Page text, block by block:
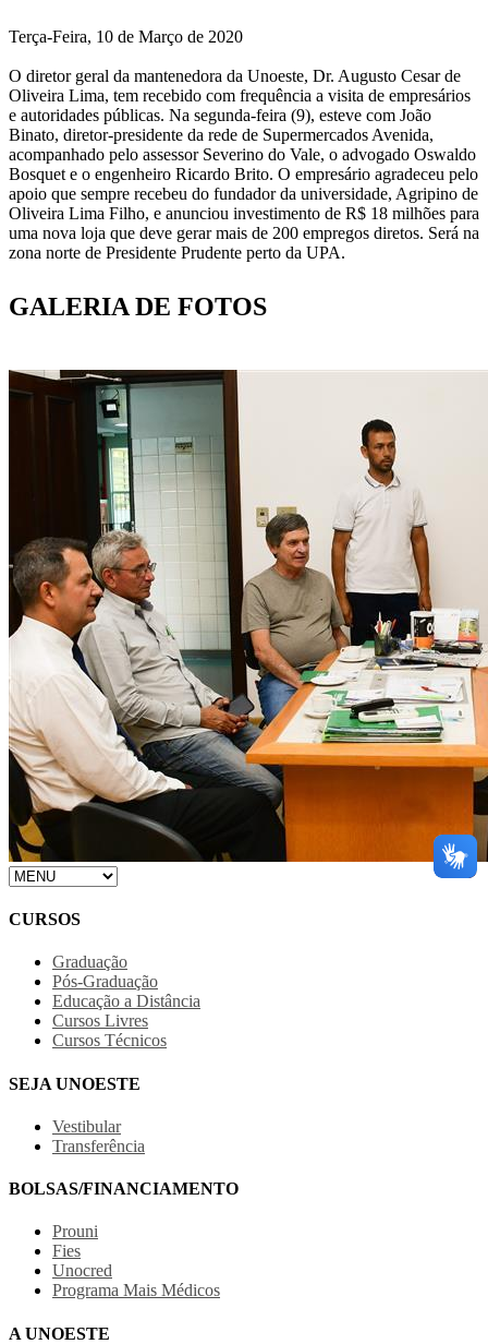
Terça-Feira, 10 de Março de 2020
O diretor geral da mantenedora da Unoeste, Dr. Augusto Cesar de
Oliveira Lima, tem recebido com frequência a visita de empresários
e autoridades públicas. Na segunda-feira (9), esteve com João
Binato, diretor-presidente da rede de Supermercados Avenida,
acompanhado pelo assessor Severino do Vale, o advogado Oswaldo
Bosquet e o engenheiro Ricardo Brito. O empresário agradeceu pelo
apoio que sempre recebeu do fundador da universidade, Agripino de
Oliveira Lima Filho, e anunciou investimento de R$ 18 milhões para
uma nova loja que deve gerar mais de 200 empregos diretos. Será na
zona norte de Presidente Prudente perto da UPA.
GALERIA DE FOTOS
CURSOS
Graduação
Pós-Graduação
Educação a Distância
Cursos Livres
Cursos Técnicos
SEJA UNOESTE
Vestibular
Transferência
BOLSAS/FINANCIAMENTO
Prouni
Fies
Unocred
Programa Mais Médicos
A UNOESTE